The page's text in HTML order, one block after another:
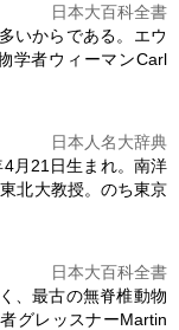
日本大百科全書
いからである。エウ
学者ウィーマンCarl
日本人名大辞典
月21日生まれ。南洋
北大教授。のち東京
日本大百科全書
、最古の無脊椎動物
者グレッスナーMartin